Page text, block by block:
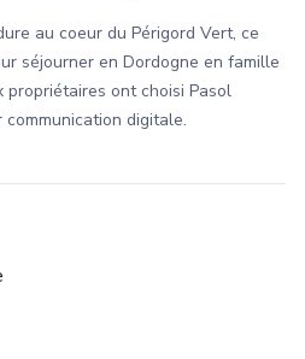
au coeur du Périgord Vert, ce
séjourner en Dordogne en famille
propriétaires ont choisi Pasol
digitale.